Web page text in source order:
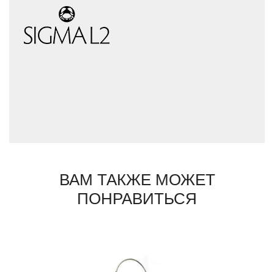
исследованиям всегда приводит мастеров
фабрики к новым, интересным открытиям.
Сегодня они используют множество самых
разнородных материалов: хрусталь,
ВАМ ТАКЖЕ МОЖЕТ
ПОНРАВИТЬСЯ